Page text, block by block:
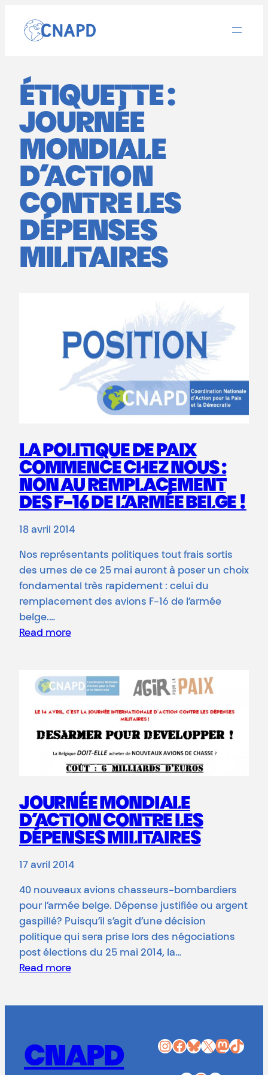
contenu
ÉTIQUETTE :
JOURNÉE
MONDIALE
D’ACTION
CONTRE LES
DÉPENSES
MILITAIRES
LA POLITIQUE DE PAIX
COMMENCE CHEZ NOUS :
NON AU REMPLACEMENT
DES F-16 DE L’ARMÉE BELGE !
18 avril 2014
Nos représentants politiques tout frais sortis
des urnes de ce 25 mai auront à poser un choix
fondamental très rapidement : celui du
remplacement des avions F-16 de l’armée
belge.…
Read more
JOURNÉE MONDIALE
D’ACTION CONTRE LES
DÉPENSES MILITAIRES
17 avril 2014
40 nouveaux avions chasseurs-bombardiers
pour l’armée belge. Dépense justifiée ou argent
gaspillé? Puisqu’il s’agit d’une décision
politique qui sera prise lors des négociations
post élections du 25 mai 2014, la…
Read more
CNAPD InstagramFacebook Bluesky X Mastodon TikTok